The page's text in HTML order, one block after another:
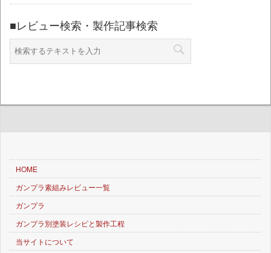
■レビュー検索・製作記事検索
HOME
ガンプラ素組みレビュー一覧
ガンプラ
ガンプラ別塗装レシピと製作工程
当サイトについて